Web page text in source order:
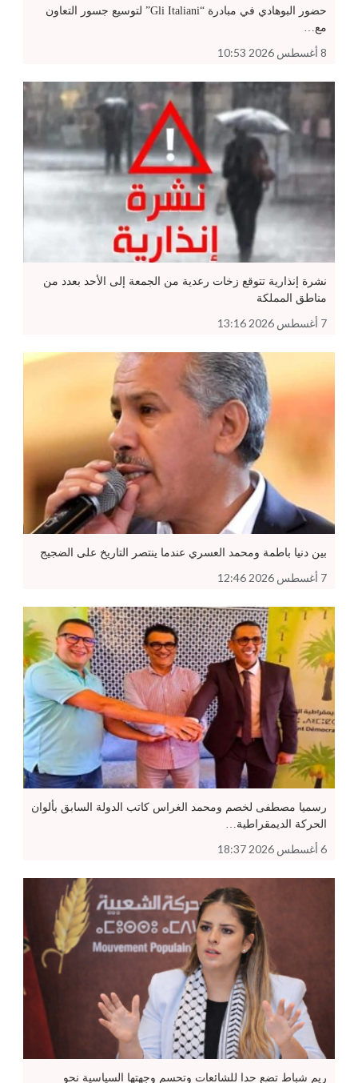
حضور البوهادي في مبادرة “Gli Italiani” لتوسيع جسور التعاون
مع…
8 أغسطس 2026 10:53
نشرة إنذارية تتوقع زخات رعدية من الجمعة إلى الأحد بعدد من
مناطق المملكة
7 أغسطس 2026 13:16
بين دنيا باطمة ومحمد العسري عندما ينتصر التاريخ على الضجيج
7 أغسطس 2026 12:46
رسميا مصطفى لخصم ومحمد الغراس كاتب الدولة السابق بألوان
الحركة الديمقراطية…
6 أغسطس 2026 18:37
ريم شباط تضع حدا للشائعات وتحسم وجهتها السياسية نحو